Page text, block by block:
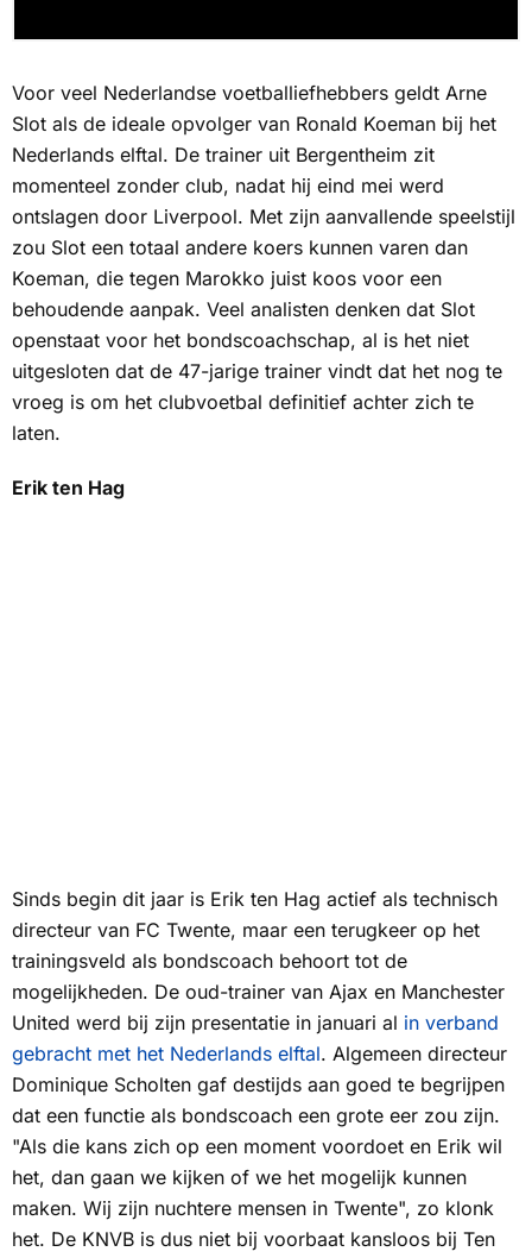
Voor veel Nederlandse voetballiefhebbers geldt Arne
Slot als de ideale opvolger van Ronald Koeman bij het
Nederlands elftal. De trainer uit Bergentheim zit
momenteel zonder club, nadat hij eind mei werd
ontslagen door Liverpool. Met zijn aanvallende speelstijl
zou Slot een totaal andere koers kunnen varen dan
Koeman, die tegen Marokko juist koos voor een
behoudende aanpak. Veel analisten denken dat Slot
openstaat voor het bondscoachschap, al is het niet
uitgesloten dat de 47-jarige trainer vindt dat het nog te
vroeg is om het clubvoetbal definitief achter zich te
laten.
Erik ten Hag
Sinds begin dit jaar is Erik ten Hag actief als technisch
directeur van FC Twente, maar een terugkeer op het
trainingsveld als bondscoach behoort tot de
mogelijkheden. De oud-trainer van Ajax en Manchester
United werd bij zijn presentatie in januari al in verband
gebracht met het Nederlands elftal. Algemeen directeur
Dominique Scholten gaf destijds aan goed te begrijpen
dat een functie als bondscoach een grote eer zou zijn.
"Als die kans zich op een moment voordoet en Erik wil
het, dan gaan we kijken of we het mogelijk kunnen
maken. Wij zijn nuchtere mensen in Twente", zo klonk
het. De KNVB is dus niet bij voorbaat kansloos bij Ten